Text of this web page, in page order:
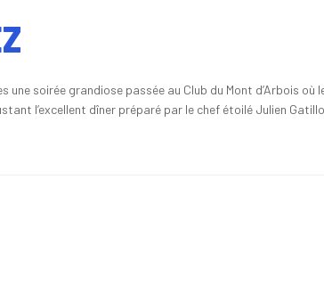
une soirée grandiose passée au Club du Mont d’Arbois
l’excellent dîner préparé par le chef étoilé Julien